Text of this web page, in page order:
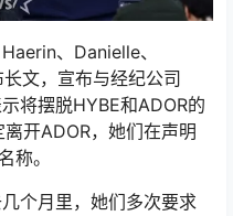
、Danielle、
文，宣布与经纪公司
将摆脱HYBE和ADOR的
开ADOR，她们在声明
称。
个月里，她们多次要求